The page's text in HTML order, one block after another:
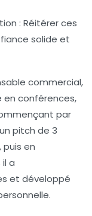
: Réitérer ces
solide et
commercial,
en conférences,
par
pitch de 3
puis en
a
et développé